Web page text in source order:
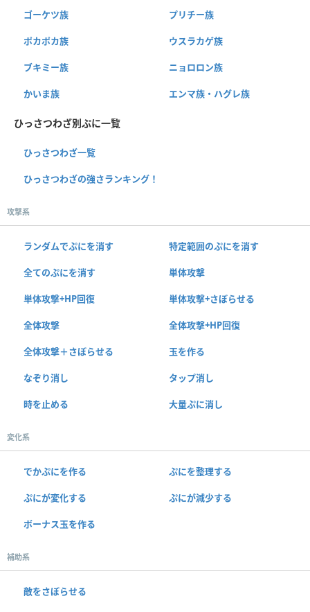
ゴーケツ族 プリチー族
ポカポカ族 ウスラカゲ族
ブキミー族 ニョロロン族
かいま族 エンマ族・ハグレ族
ひっさつわざ別ぷに一覧
ひっさつわざ一覧
ひっさつわざの強さランキング！
攻撃系
ランダムでぷにを消す 特定範囲のぷにを消す
全てのぷにを消す 単体攻撃
単体攻撃+HP回復 単体攻撃+さぼらせる
全体攻撃 全体攻撃+HP回復
全体攻撃＋さぼらせる 玉を作る
なぞり消し タップ消し
時を止める 大量ぷに消し
変化系
でかぷにを作る ぷにを整理する
ぷにが変化する ぷにが減少する
ボーナス玉を作る
補助系
敵をさぼらせる